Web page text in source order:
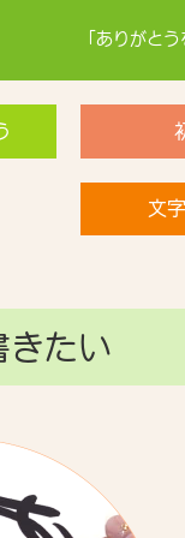
「ありがと
文
きたい